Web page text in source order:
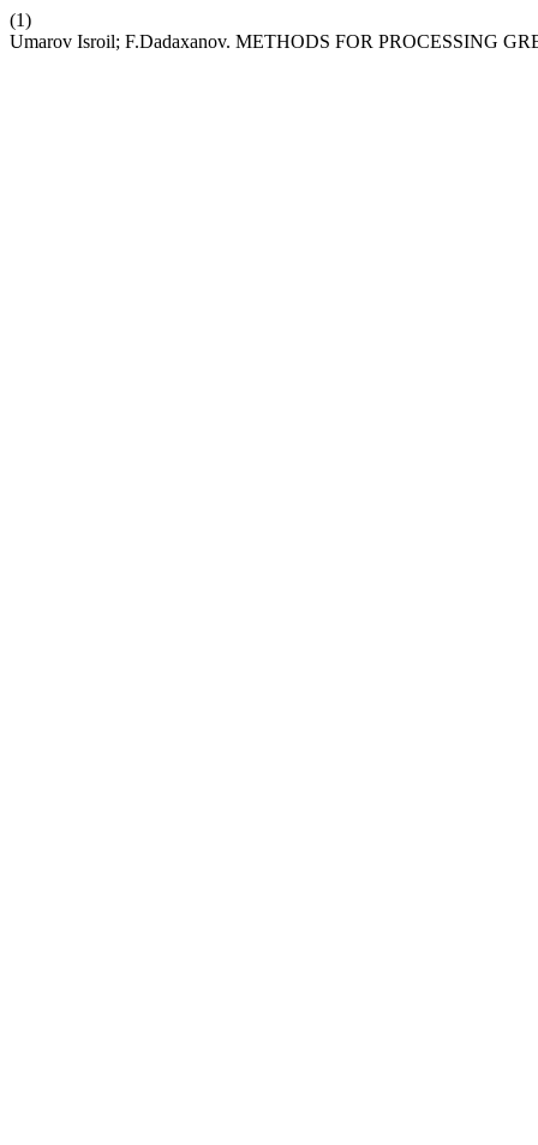
(1)
Umarov Isroil; F.Dadaxanov. METHODS FOR PROCESSING